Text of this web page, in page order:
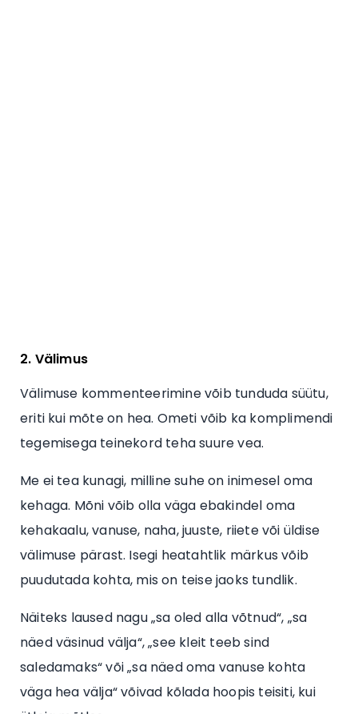
2. Välimus
Välimuse kommenteerimine võib tunduda süütu,
eriti kui mõte on hea. Ometi võib ka komplimendi
tegemisega teinekord teha suure vea.
Me ei tea kunagi, milline suhe on inimesel oma
kehaga. Mõni võib olla väga ebakindel oma
kehakaalu, vanuse, naha, juuste, riiete või üldise
välimuse pärast. Isegi heatahtlik märkus võib
puudutada kohta, mis on teise jaoks tundlik.
Näiteks laused nagu „sa oled alla võtnud“, „sa
näed väsinud välja“, „see kleit teeb sind
saledamaks“ või „sa näed oma vanuse kohta
väga hea välja“ võivad kõlada hoopis teisiti, kui